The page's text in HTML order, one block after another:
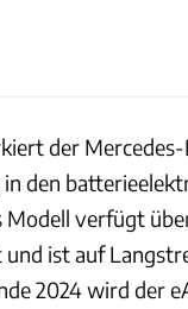
der
den
Modell verfügt
ist auf
2024 wird der